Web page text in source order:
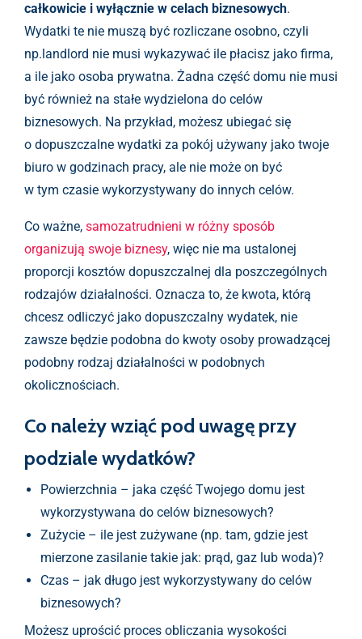
całkowicie i wyłącznie w celach biznesowych.
Wydatki te nie muszą być rozliczane osobno, czyli
np.landlord nie musi wykazywać ile płacisz jako firma,
a ile jako osoba prywatna. Żadna część domu nie musi
być również na stałe wydzielona do celów
biznesowych. Na przykład, możesz ubiegać się
o dopuszczalne wydatki za pokój używany jako twoje
biuro w godzinach pracy, ale nie może on być
w tym czasie wykorzystywany do innych celów.
Co ważne, samozatrudnieni w różny sposób
organizują swoje biznesy, więc nie ma ustalonej
proporcji kosztów dopuszczalnej dla poszczególnych
rodzajów działalności. Oznacza to, że kwota, którą
chcesz odliczyć jako dopuszczalny wydatek, nie
zawsze będzie podobna do kwoty osoby prowadzącej
podobny rodzaj działalności w podobnych
okolicznościach.
Co należy wziąć pod uwagę przy
podziale wydatków?
Powierzchnia – jaka część Twojego domu jest
wykorzystywana do celów biznesowych?
Zużycie – ile jest zużywane (np. tam, gdzie jest
mierzone zasilanie takie jak: prąd, gaz lub woda)?
Czas – jak długo jest wykorzystywany do celów
biznesowych?
Możesz uprościć proces obliczania wysokości